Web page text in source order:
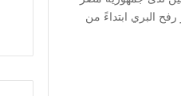
البري ابتداءً من